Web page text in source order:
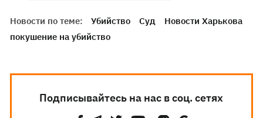
Новости по теме: Убийство Суд
Новости Харькова
покушение на убийство
Подписывайтесь на нас в соц. сетях